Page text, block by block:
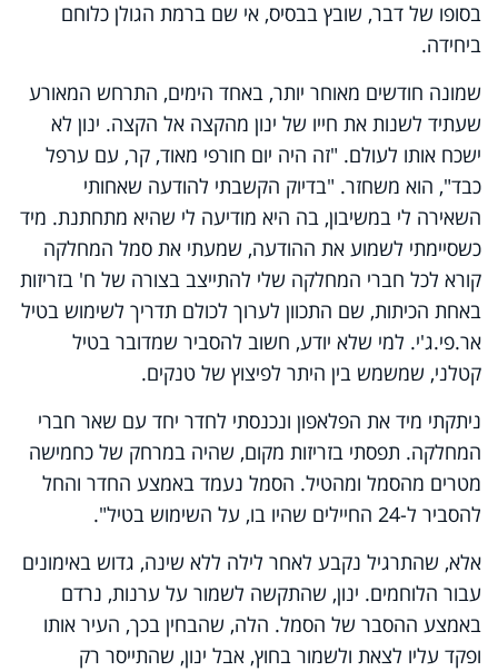
בסופו של דבר, שובץ בבסיס, אי שם ברמת הגולן כלוחם
ביחידה.
שמונה חודשים מאוחר יותר, באחד הימים, התרחש המאורע
שעתיד לשנות את חייו של ינון מהקצה אל הקצה. ינון לא
ישכח אותו לעולם. "זה היה יום חורפי מאוד, קר, עם ערפל
כבד", הוא משחזר. "בדיוק הקשבתי להודעה שאחותי
השאירה לי במשיבון, בה היא מודיעה לי שהיא מתחתנת. מיד
כשסיימתי לשמוע את ההודעה, שמעתי את סמל המחלקה
קורא לכל חברי המחלקה שלי להתייצב בצורה של ח' בזריזות
באחת הכיתות, שם התכוון לערוך לכולם תדריך לשימוש בטיל
אר.פי.ג'י. למי שלא יודע, חשוב להסביר שמדובר בטיל
קטלני, שמשמש בין היתר לפיצוץ של טנקים.
ניתקתי מיד את הפלאפון ונכנסתי לחדר יחד עם שאר חברי
המחלקה. תפסתי בזריזות מקום, שהיה במרחק של כחמישה
מטרים מהסמל ומהטיל. הסמל נעמד באמצע החדר והחל
להסביר ל-24 החיילים שהיו בו, על השימוש בטיל".
אלא, שהתרגיל נקבע לאחר לילה ללא שינה, גדוש באימונים
עבור הלוחמים. ינון, שהתקשה לשמור על ערנות, נרדם
באמצע ההסבר של הסמל. הלה, שהבחין בכך, העיר אותו
ופקד עליו לצאת ולשמור בחוץ, אבל ינון, שהתייסר רק